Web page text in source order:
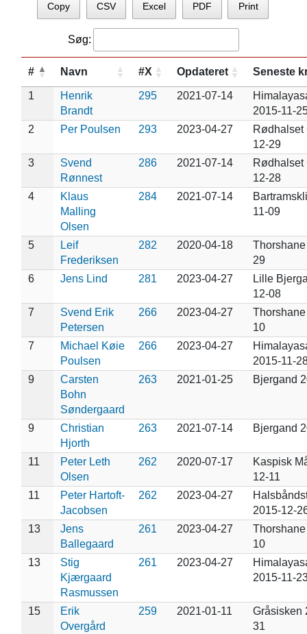
Copy CSV Excel PDF Print
Søg:
# Navn #X Opdateret Seneste
1
Henrik
Brandt
295 2021-07-14
2015-11-
2
Per Poulsen 293 2023-04-27
Rødhalset
12-29
3
Svend
Rønnest
286 2021-07-14
Rødhalset
12-28
4
Klaus
Malling
Olsen
284 2021-07-14
11-09
5
Leif
Frederiksen
282 2020-04-18
29
6
Jens Lind 281 2023-04-27
Lille
12-08
7
Svend Erik
Petersen
266 2023-04-27
10
7
Michael Køie
Poulsen
266 2023-04-27
2015-11-
9
Carsten
Bohn
Søndergaard
263 2021-01-25 Bjergand
9
Christian
Hjorth
263 2021-07-14 Bjergand
11
Peter Leth
Olsen
262 2020-07-17
Kaspisk
12-11
11
Peter Hartoft-
Jacobsen
262 2023-04-27
2015-12-
13
Jens
Ballegaard
261 2023-04-27
10
13
Stig
Kjærgaard
Rasmussen
261 2023-04-27
2015-11-
15
Erik
Overgård
259 2021-01-11
Gråsisken
31